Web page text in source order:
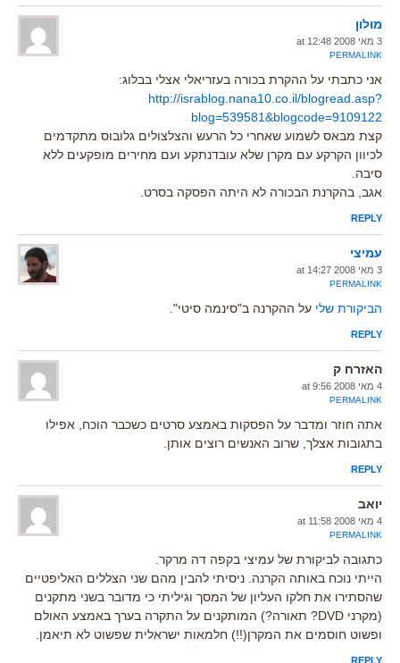
מולון
3 מאי 2008 at 12:48
PERMALINK
אני כתבתי על ההקרת בכורה בעזריאלי אצלי בבלוג:
http://israblog.nana10.co.il/blogread.asp?
blog=539581&blogcode=9109122
קצת מבאס לשמוע שאחרי כל הרעש והצלצולים גלובוס מתקדמים
לכיוון הקרקע עם מקרן שלא עובדנתקע ועם מחירים מופקעים ללא
סיבה.
אגב, בהקרנת הבכורה לא היתה הפסקה בסרט.
REPLY
עמיצי
3 מאי 2008 at 14:27
PERMALINK
הביקורת שלי על ההקרנה ב"סינמה סיטי".
REPLY
האזרח ק
4 מאי 2008 at 9:56
PERMALINK
אתה חוזר ומדבר על הפסקות באמצע סרטים כשכבר הוכח, אפילו
בתגובות אצלך, שרוב האנשים רוצים אותן.
REPLY
יואב
4 מאי 2008 at 11:58
PERMALINK
כתגובה לביקורת של עמיצי בקפה דה מרקר.
הייתי נוכח באותה הקרנה. ניסיתי להבין מהם שני הצללים האליפטיים
שהסתירו את חלקו העליון של המסך וגיליתי כי מדובר בשני מתקנים
(מקרני DVD? תאורה?) המותקנים על התקרה בערך באמצע האולם
ופשוט חוסמים את המקרן(!!) חלמאות ישראלית שפשוט לא תיאמן.
REPLY